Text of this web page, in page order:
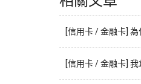
[信用卡 / 金融卡]
[信用卡 / 金融卡]